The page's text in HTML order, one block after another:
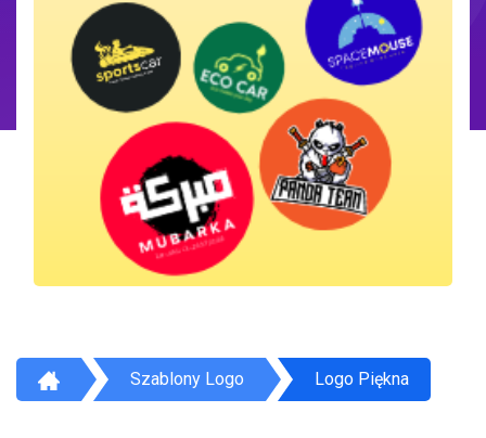
Szablony Logo Logo Piękna